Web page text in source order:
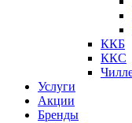
ККБ
ККС
Услуги
Акции
Бренды